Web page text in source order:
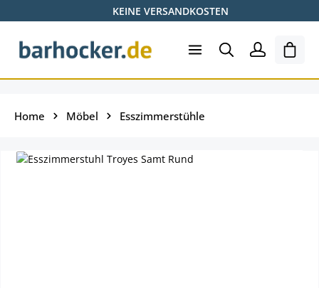
Zum Hauptinhalt springenKEINE VERSANDKOSTEN
Home Möbel Esszimmerstühle